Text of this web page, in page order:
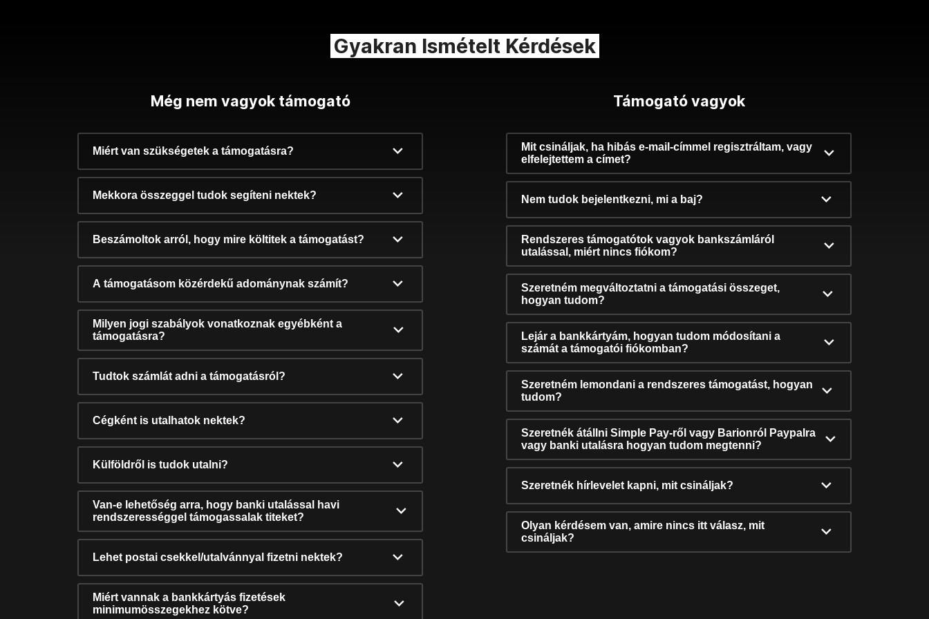
Gyakran Ismételt Kérdések
Még nem vagyok támogató
Miért van szükségetek a támogatásra?
Mekkora összeggel tudok segíteni nektek?
Beszámoltok arról, hogy mire költitek a támogatást?
A támogatásom közérdekű adománynak számít?
Milyen jogi szabályok vonatkoznak egyébként a
támogatásra?
Tudtok számlát adni a támogatásról?
Cégként is utalhatok nektek?
Külföldről is tudok utalni?
Van-e lehetőség arra, hogy banki utalással havi
rendszerességgel támogassalak titeket?
Lehet postai csekkel/utalvánnyal fizetni nektek?
Miért vannak a bankkártyás fizetések
minimumösszegekhez kötve?
Támogató vagyok
Mit csináljak, ha hibás e-mail-címmel regisztráltam, vagy
elfelejtettem a címet?
Nem tudok bejelentkezni, mi a baj?
Rendszeres támogatótok vagyok bankszámláról
utalással, miért nincs fiókom?
Szeretném megváltoztatni a támogatási összeget,
hogyan tudom?
Lejár a bankkártyám, hogyan tudom módosítani a
számát a támogatói fiókomban?
Szeretném lemondani a rendszeres támogatást, hogyan
tudom?
Szeretnék átállni Simple Pay-ről vagy Barionról Paypalra
vagy banki utalásra hogyan tudom megtenni?
Szeretnék hírlevelet kapni, mit csináljak?
Olyan kérdésem van, amire nincs itt válasz, mit
csináljak?